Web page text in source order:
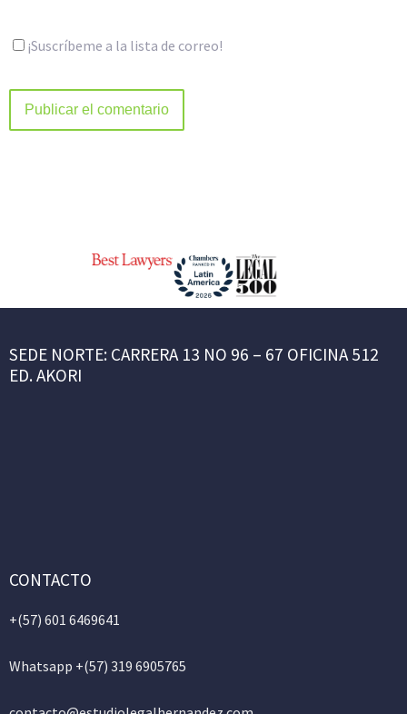
¡Suscríbeme a la lista de correo!
SEDE NORTE: CARRERA 13 NO 96 – 67 OFICINA 512
ED. AKORI
CONTACTO
+(57) 601 6469641
Whatsapp +(57) 319 6905765